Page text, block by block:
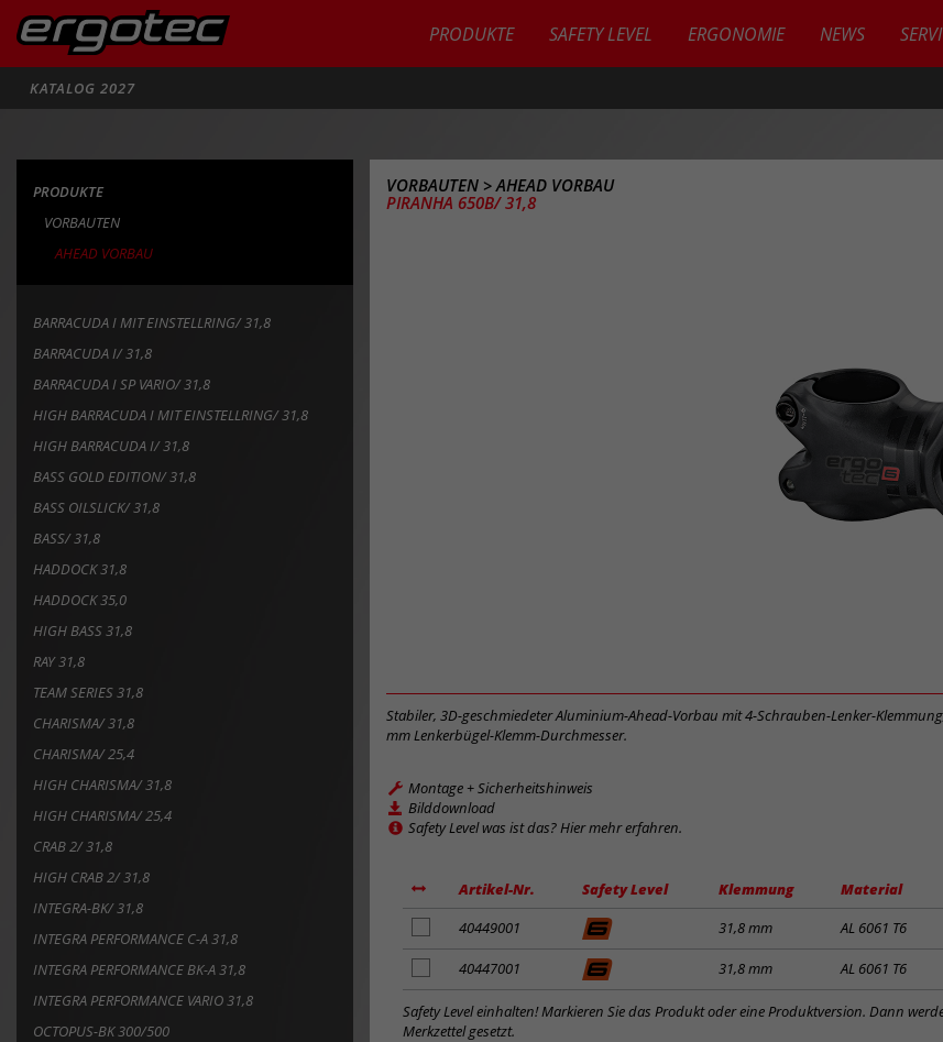
PRODUKTE SAFETY LEVEL ERGONOMIE NEWS
KATALOG 2027
PRODUKTE
VORBAUTEN
AHEAD VORBAU
BARRACUDA I MIT EINSTELLRING/ 31,8
BARRACUDA I/ 31,8
BARRACUDA I SP VARIO/ 31,8
HIGH BARRACUDA I MIT EINSTELLRING/ 31,8
HIGH BARRACUDA I/ 31,8
BASS GOLD EDITION/ 31,8
BASS OILSLICK/ 31,8
BASS/ 31,8
HADDOCK 31,8
HADDOCK 35,0
HIGH BASS 31,8
RAY 31,8
TEAM SERIES 31,8
CHARISMA/ 31,8
CHARISMA/ 25,4
HIGH CHARISMA/ 31,8
HIGH CHARISMA/ 25,4
CRAB 2/ 31,8
HIGH CRAB 2/ 31,8
INTEGRA-BK/ 31,8
INTEGRA PERFORMANCE C-A 31,8
INTEGRA PERFORMANCE BK-A 31,8
INTEGRA PERFORMANCE VARIO 31,8
OCTOPUS-BK 300/500
VORBAUTEN >AHEAD VORBAU
PIRANHA 650B/ 31,8
Stabiler, 3D-geschmiedeter Aluminium-Ahead-Vorbau mit 4-Schrauben-Lenker-
mm Lenkerbügel-Klemm-Durchmesser.
Montage + Sicherheitshinweis
Bilddownload
Safety Level was ist das? Hier mehr erfahren.
Artikel-Nr. Safety Level Klemmung Material
zum
Merkzettel
hinzufügen
40449001 31,8 mm AL 6061 T6
zum
Merkzettel
hinzufügen
40447001 31,8 mm AL 6061 T6
Safety Level einhalten! Markieren Sie das Produkt oder eine Produktversion. Dann
Merkzettel gesetzt.